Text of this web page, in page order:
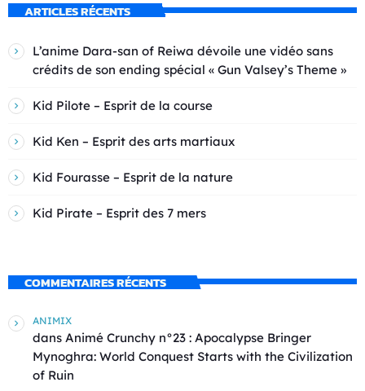
ARTICLES RÉCENTS
L’anime Dara-san of Reiwa dévoile une vidéo sans
crédits de son ending spécial « Gun Valsey’s Theme »
Kid Pilote – Esprit de la course
Kid Ken – Esprit des arts martiaux
Kid Fourasse – Esprit de la nature
Kid Pirate – Esprit des 7 mers
COMMENTAIRES RÉCENTS
ANIMIX
dans Animé Crunchy n°23 : Apocalypse Bringer
Mynoghra: World Conquest Starts with the Civilization
of Ruin